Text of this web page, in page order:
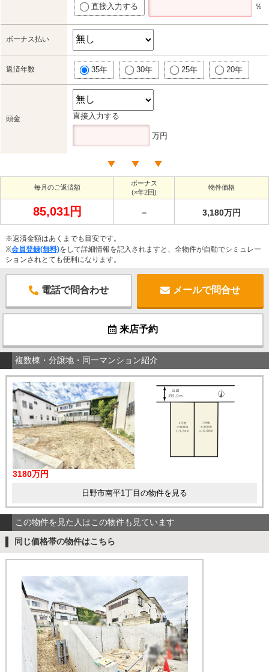
直接入力する ％
ボーナス払い
返済年数 35年 30年 25年 20年
頭金 直接入力する
万円
毎月のご返済額
ボーナス
(×年2回)
物件価格
85,031円 － 3,180万円
※返済金額はあくまでも目安です。
※会員登録(無料)をして詳細情報を記入されますと、全物件が自動でシミュレー
ションされとても便利になります。
電話で問合わせ メールで問合せ
来店予約
複数棟・分譲地・同一マンション紹介
3180万円
日野市南平1丁目の物件を見る
この物件を見た人はこの物件も見ています
同じ価格帯の物件はこちら